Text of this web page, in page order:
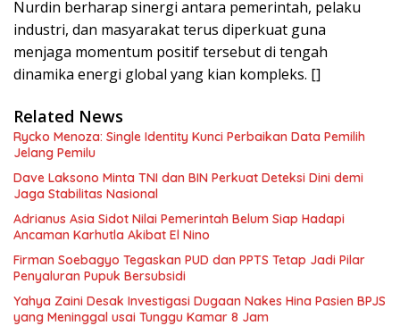
Nurdin berharap sinergi antara pemerintah, pelaku
industri, dan masyarakat terus diperkuat guna
menjaga momentum positif tersebut di tengah
dinamika energi global yang kian kompleks. []
Related News
Rycko Menoza: Single Identity Kunci Perbaikan Data Pemilih
Jelang Pemilu
Dave Laksono Minta TNI dan BIN Perkuat Deteksi Dini demi
Jaga Stabilitas Nasional
Adrianus Asia Sidot Nilai Pemerintah Belum Siap Hadapi
Ancaman Karhutla Akibat El Nino
Firman Soebagyo Tegaskan PUD dan PPTS Tetap Jadi Pilar
Penyaluran Pupuk Bersubsidi
Yahya Zaini Desak Investigasi Dugaan Nakes Hina Pasien BPJS
yang Meninggal usai Tunggu Kamar 8 Jam